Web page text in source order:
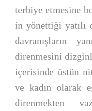
terbiye etmesine
in yönettiği yatılı
davranışların
direnmesini
içerisinde üstün
ve kadın olarak
direnmekten